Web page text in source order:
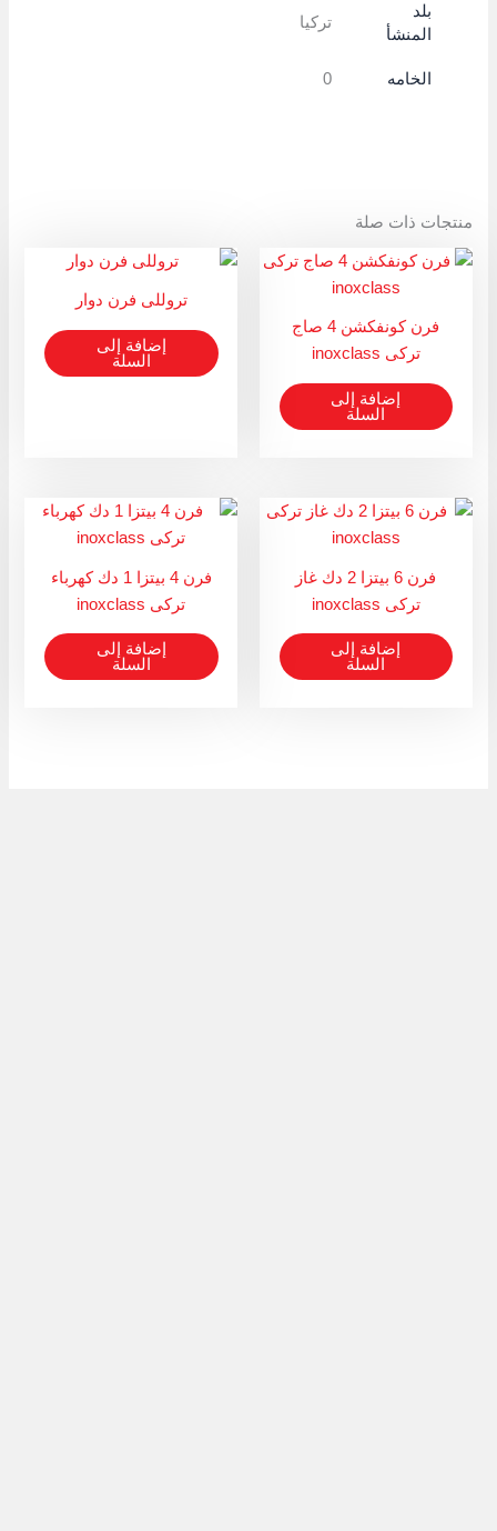
بلد
المنشأ
تركيا
الخامه 0
منتجات ذات صلة
فرن كونفكشن 4 صاج
تركى inoxclass
إضافة إلى
السلة
تروللى فرن دوار
إضافة إلى
السلة
فرن 6 بيتزا 2 دك غاز
تركى inoxclass
إضافة إلى
السلة
فرن 4 بيتزا 1 دك كهرباء
تركى inoxclass
إضافة إلى
السلة